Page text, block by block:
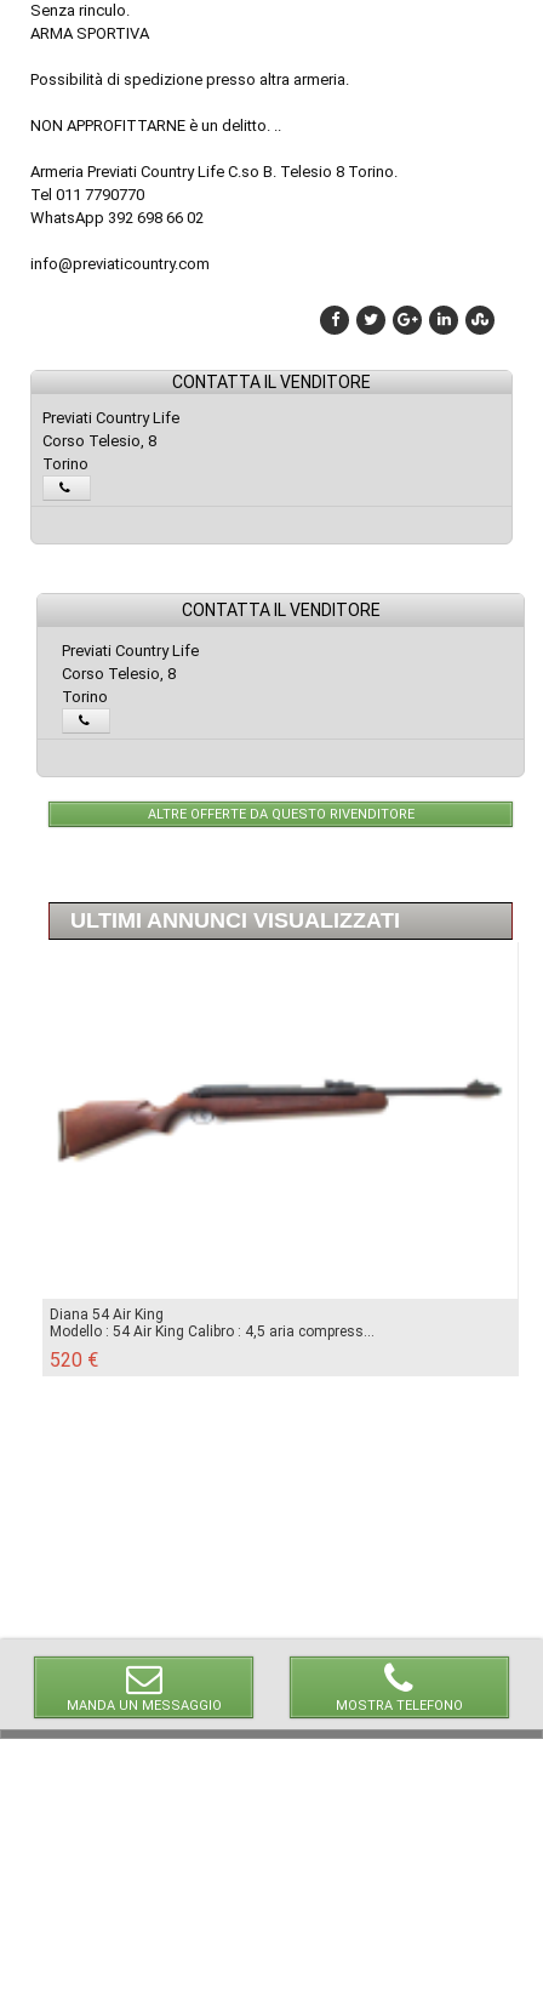
Senza rinculo.
ARMA SPORTIVA
Possibilità di spedizione presso altra armeria.
NON APPROFITTARNE è un delitto. ..
Armeria Previati Country Life C.so B. Telesio 8 Torino.
Tel 011 7790770
WhatsApp 392 698 66 02
info@previaticountry.com
CONTATTA IL VENDITORE
Previati Country Life
Corso Telesio, 8
Torino
MANDA UN MESSAGGIO MOSTRA TELEFONO
CONTATTA IL VENDITORE
Previati Country Life
Corso Telesio, 8
Torino
ALTRE OFFERTE DA QUESTO RIVENDITORE
ULTIMI ANNUNCI VISUALIZZATI
Diana 54 Air King
Modello : 54 Air King Calibro : 4,5 aria compress...
520 €